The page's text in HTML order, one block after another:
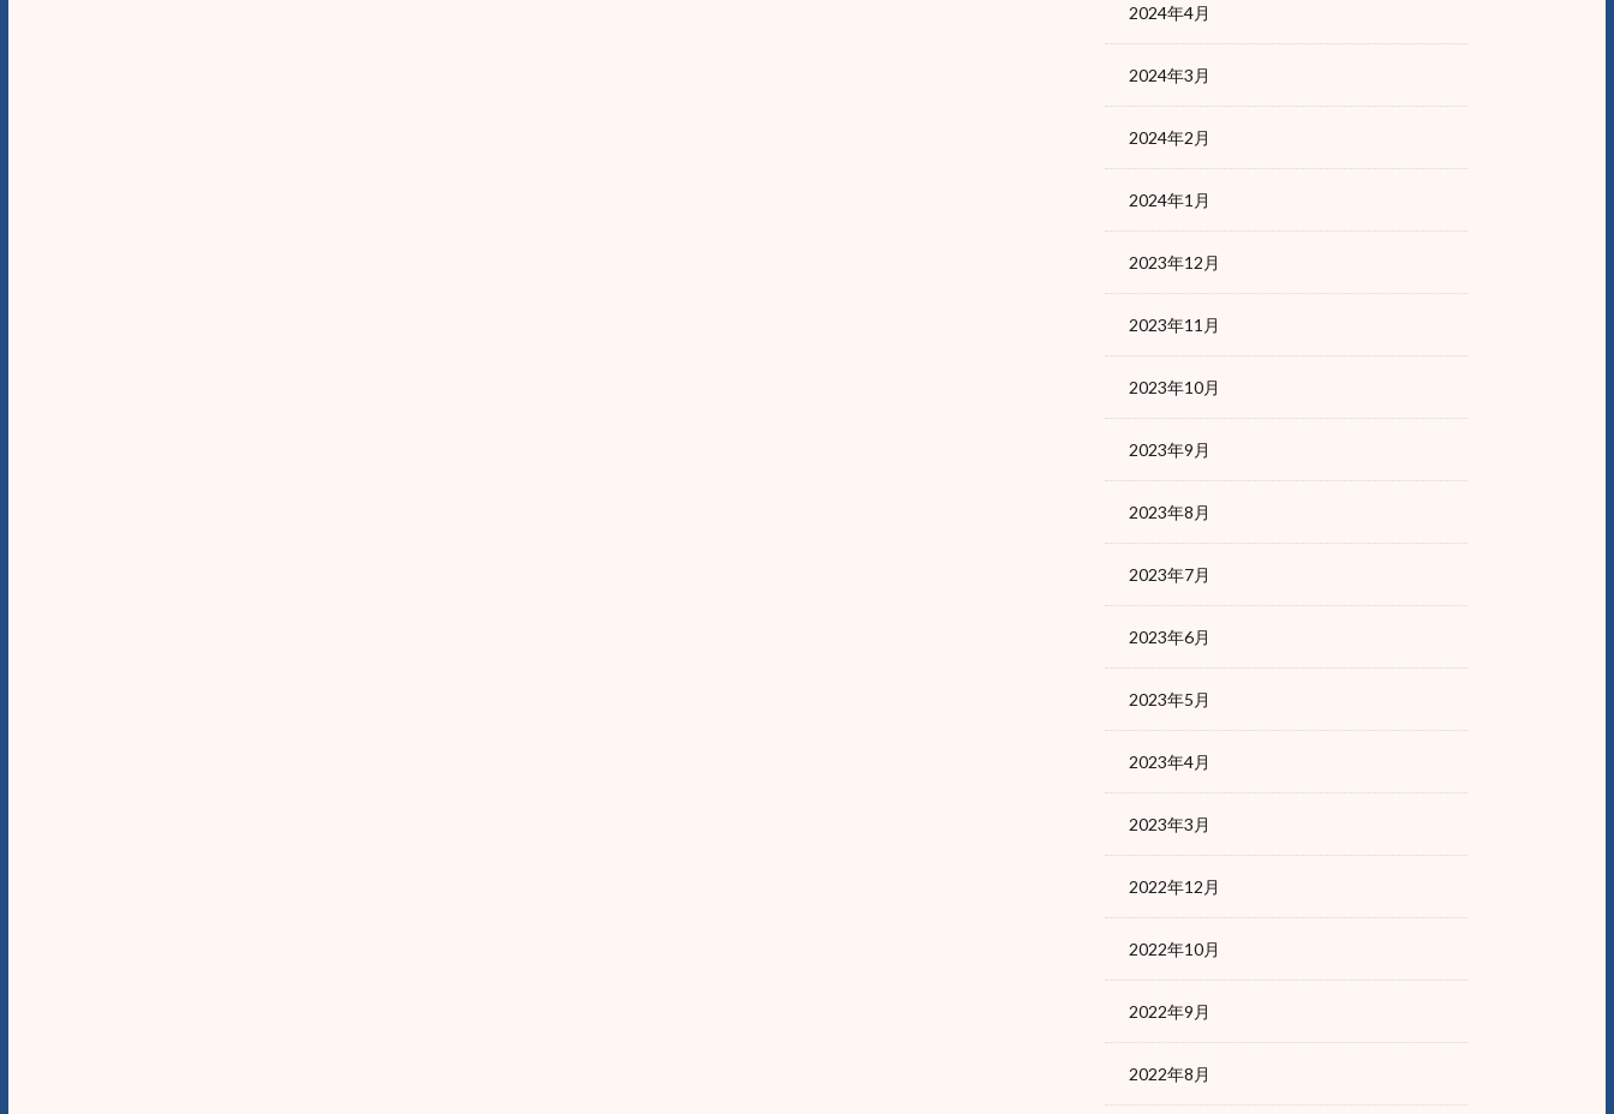
2024年4月
2024年3月
2024年2月
2024年1月
2023年12月
2023年11月
2023年10月
2023年9月
2023年8月
2023年7月
2023年6月
2023年5月
2023年4月
2023年3月
2022年12月
2022年10月
2022年9月
2022年8月